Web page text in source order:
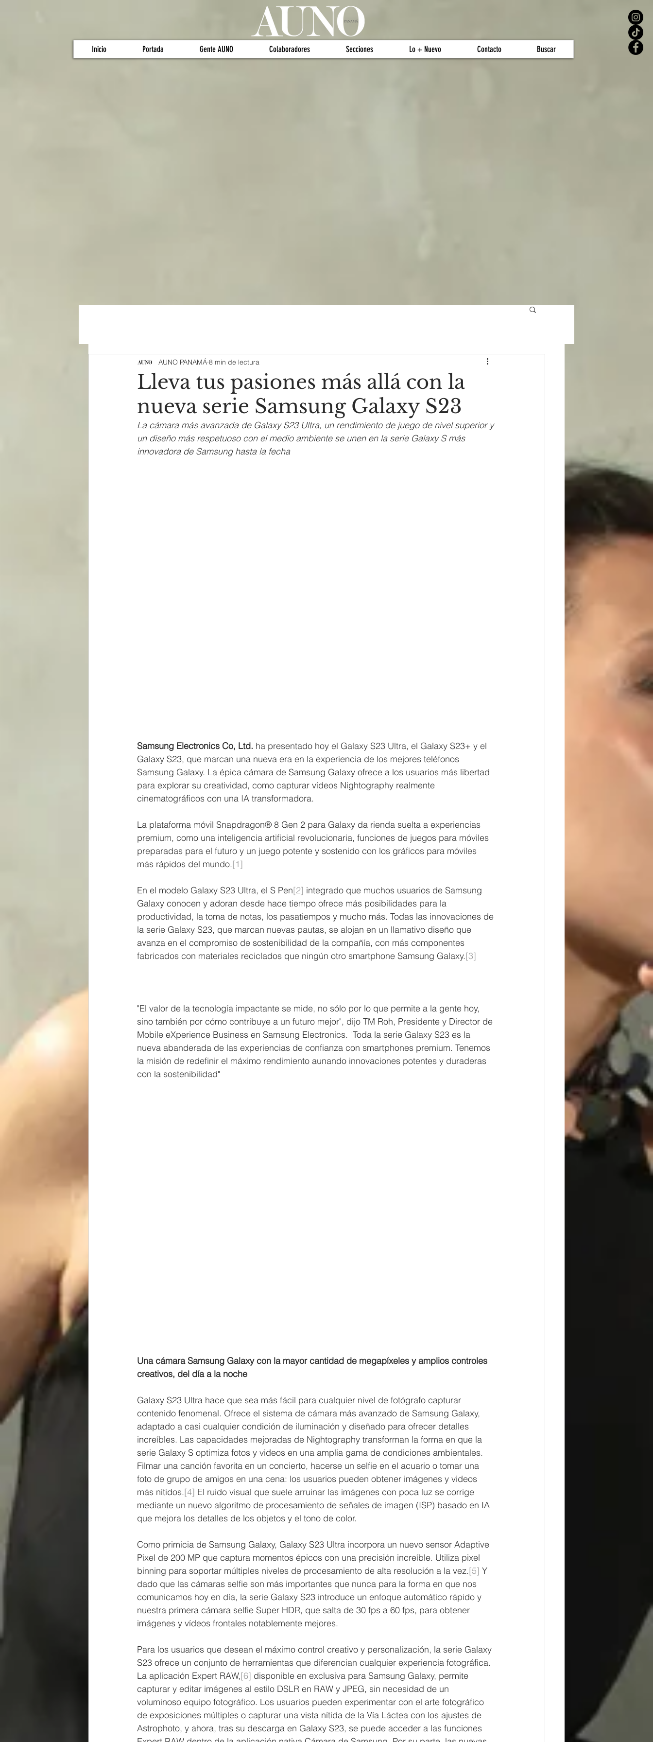
Inicio Portada Gente AUNO Colaboradores Secciones Lo + Nuevo Contacto Buscar
Lleva tus pasiones más allá con la
nueva serie Samsung Galaxy S23
AUNO PANAMÁ 8 min de lectura
La cámara más avanzada de Galaxy S23 Ultra, un rendimiento de juego de nivel superior y
un diseño más respetuoso con el medio ambiente se unen en la serie Galaxy S más
innovadora de Samsung hasta la fecha
Samsung Electronics Co, Ltd. ha presentado hoy el Galaxy S23 Ultra, el Galaxy S23+ y el
Galaxy S23, que marcan una nueva era en la experiencia de los mejores teléfonos
Samsung Galaxy. La épica cámara de Samsung Galaxy ofrece a los usuarios más libertad
para explorar su creatividad, como capturar vídeos Nightography realmente
cinematográficos con una IA transformadora.
La plataforma móvil Snapdragon® 8 Gen 2 para Galaxy da rienda suelta a experiencias
premium, como una inteligencia artificial revolucionaria, funciones de juegos para móviles
preparadas para el futuro y un juego potente y sostenido con los gráficos para móviles
más rápidos del mundo.[1]
En el modelo Galaxy S23 Ultra, el S Pen[2] integrado que muchos usuarios de Samsung
Galaxy conocen y adoran desde hace tiempo ofrece más posibilidades para la
productividad, la toma de notas, los pasatiempos y mucho más. Todas las innovaciones de
la serie Galaxy S23, que marcan nuevas pautas, se alojan en un llamativo diseño que
avanza en el compromiso de sostenibilidad de la compañía, con más componentes
fabricados con materiales reciclados que ningún otro smartphone Samsung Galaxy.[3]
"El valor de la tecnología impactante se mide, no sólo por lo que permite a la gente hoy,
sino también por cómo contribuye a un futuro mejor", dijo TM Roh, Presidente y Director de
Mobile eXperience Business en Samsung Electronics. "Toda la serie Galaxy S23 es la
nueva abanderada de las experiencias de confianza con smartphones premium. Tenemos
la misión de redefinir el máximo rendimiento aunando innovaciones potentes y duraderas
con la sostenibilidad"
Una cámara Samsung Galaxy con la mayor cantidad de megapíxeles y amplios controles
creativos, del día a la noche
Galaxy S23 Ultra hace que sea más fácil para cualquier nivel de fotógrafo capturar
contenido fenomenal. Ofrece el sistema de cámara más avanzado de Samsung Galaxy,
adaptado a casi cualquier condición de iluminación y diseñado para ofrecer detalles
increíbles. Las capacidades mejoradas de Nightography transforman la forma en que la
serie Galaxy S optimiza fotos y videos en una amplia gama de condiciones ambientales.
Filmar una canción favorita en un concierto, hacerse un selfie en el acuario o tomar una
foto de grupo de amigos en una cena: los usuarios pueden obtener imágenes y videos
más nítidos.[4] El ruido visual que suele arruinar las imágenes con poca luz se corrige
mediante un nuevo algoritmo de procesamiento de señales de imagen (ISP) basado en IA
que mejora los detalles de los objetos y el tono de color.
Como primicia de Samsung Galaxy, Galaxy S23 Ultra incorpora un nuevo sensor Adaptive
Pixel de 200 MP que captura momentos épicos con una precisión increíble. Utiliza pixel
binning para soportar múltiples niveles de procesamiento de alta resolución a la vez.[5] Y
dado que las cámaras selfie son más importantes que nunca para la forma en que nos
comunicamos hoy en día, la serie Galaxy S23 introduce un enfoque automático rápido y
nuestra primera cámara selfie Super HDR, que salta de 30 fps a 60 fps, para obtener
imágenes y vídeos frontales notablemente mejores.
Para los usuarios que desean el máximo control creativo y personalización, la serie Galaxy
S23 ofrece un conjunto de herramientas que diferencian cualquier experiencia fotográfica.
La aplicación Expert RAW,[6] disponible en exclusiva para Samsung Galaxy, permite
capturar y editar imágenes al estilo DSLR en RAW y JPEG, sin necesidad de un
voluminoso equipo fotográfico. Los usuarios pueden experimentar con el arte fotográfico
de exposiciones múltiples o capturar una vista nítida de la Vía Láctea con los ajustes de
Astrophoto, y ahora, tras su descarga en Galaxy S23, se puede acceder a las funciones